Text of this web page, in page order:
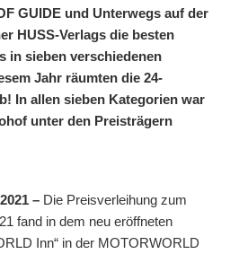
GUIDE und Unterwegs auf der
HUSS-Verlags die besten
in sieben verschiedenen
Jahr räumten die 24-
In allen sieben Kategorien war
unter den Preisträgern
– Die Preisverleihung zum
fand in dem neu eröffneten
Inn“ in der MOTORWORLD